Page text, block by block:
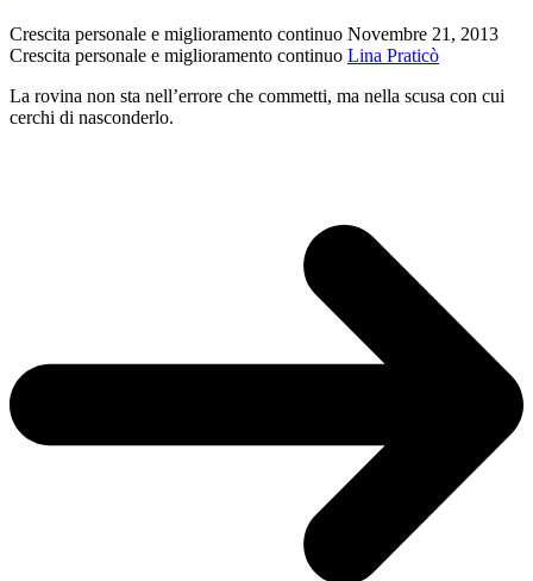
Crescita personale e miglioramento continuo Novembre 21, 2013
Crescita personale e miglioramento continuo Lina Praticò
La rovina non sta nell’errore che commetti, ma nella scusa con cui
cerchi di nasconderlo.